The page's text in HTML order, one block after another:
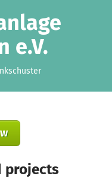
e.V.
projects